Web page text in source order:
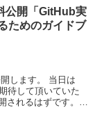
公開「GitHub実
ためのガイドブ
します。 当日は
待して頂いていた
されるはずです。